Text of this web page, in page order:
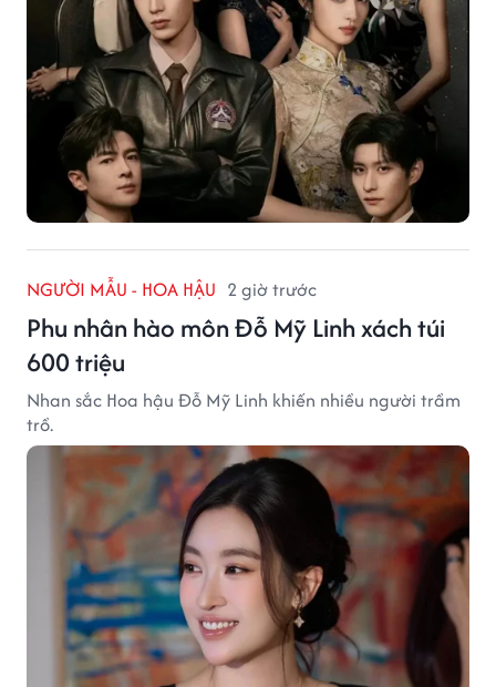
NGƯỜI MẪU - HOA HẬU 2 giờ trước
Phu nhân hào môn Đỗ Mỹ Linh xách túi
600 triệu
Nhan sắc Hoa hậu Đỗ Mỹ Linh khiến nhiều người trầm
trồ.